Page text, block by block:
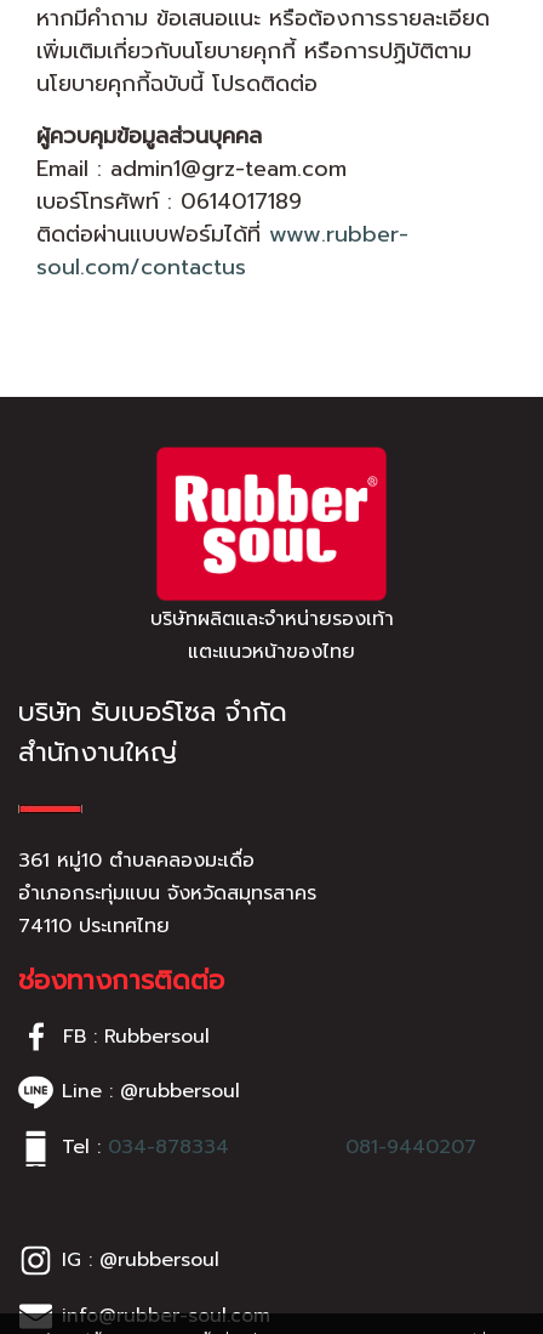
หากมีคำถาม ข้อเสนอแนะ หรือต้องการรายละเอียด
เพิ่มเติมเกี่ยวกับนโยบายคุกกี้ หรือการปฏิบัติตาม
นโยบายคุกกี้ฉบับนี้ โปรดติดต่อ
ผู้ควบคุมข้อมูลส่วนบุคคล
Email : admin1@grz-team.com
เบอร์โทรศัพท์ : 0614017189
ติดต่อผ่านแบบฟอร์มได้ที่ www.rubber-
soul.com/contactus
บริษัทผลิตและจำหน่ายรองเท้า
แตะแนวหน้าของไทย
บริษัท รับเบอร์โซล จำกัด
สำนักงานใหญ่
361 หมู่10 ตำบลคลองมะเดื่อ
อำเภอกระทุ่มแบน จังหวัดสมุทรสาคร
74110 ประเทศไทย
ช่องทางการติดต่อ
FB : Rubbersoul
Line : @rubbersoul
Tel : 034-878334 081-9440207
IG : @rubbersoul
info@rubber-soul.com